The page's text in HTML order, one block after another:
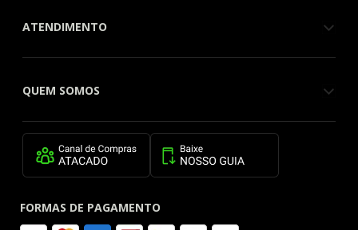
ATENDIMENTO
QUEM SOMOS
FORMAS DE PAGAMENTO